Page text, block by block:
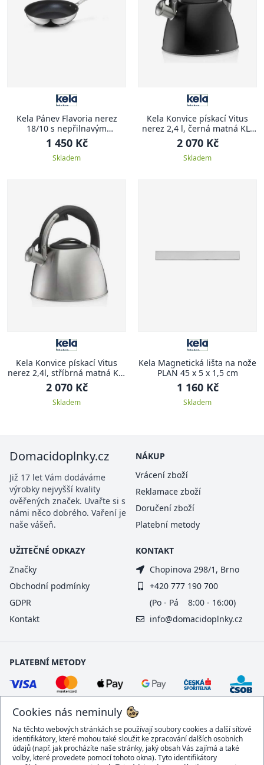
Kela Pánev Flavoria nerez
18/10 s nepřilnavým
povrchem 5,5 cm 24,0 cm KL-
10198
1 450 Kč
Skladem
Kela Konvice pískací Vitus
nerez 2,4 l, černá matná KL-
12079
2 070 Kč
Skladem
Kela Konvice pískací Vitus
nerez 2,4l, stříbrná matná KL-
12078
2 070 Kč
Skladem
Kela Magnetická lišta na nože
PLAN 45 x 5 x 1,5 cm
1 160 Kč
Skladem
Cookies nás neminuly
Na těchto webových stránkách se používají soubory cookies a další síťové
identifikátory, které mohou také sloužit ke zpracování dalších osobních
údajů (např. jak procházíte naše stránky, jaký obsah Vás zajímá a také
volby, které provedete pomocí tohoto okna). Tyto identifikátory
Domacidoplnky.cz
Již 17 let Vám dodáváme
výrobky nejvyšší kvality
ověřených značek. Uvařte si s
námi něco dobrého. Vaření je
naše vášeň.
NÁKUP
Vrácení zboží
Reklamace zboží
Doručení zboží
Platební metody
UŽITEČNÉ ODKAZY
Značky
Obchodní podmínky
GDPR
Kontakt
KONTAKT
Chopinova 298/1, Brno
+420 777 190 700
(Po - Pá 8:00 - 16:00)
info@domacidoplnky.cz
PLATEBNÍ METODY